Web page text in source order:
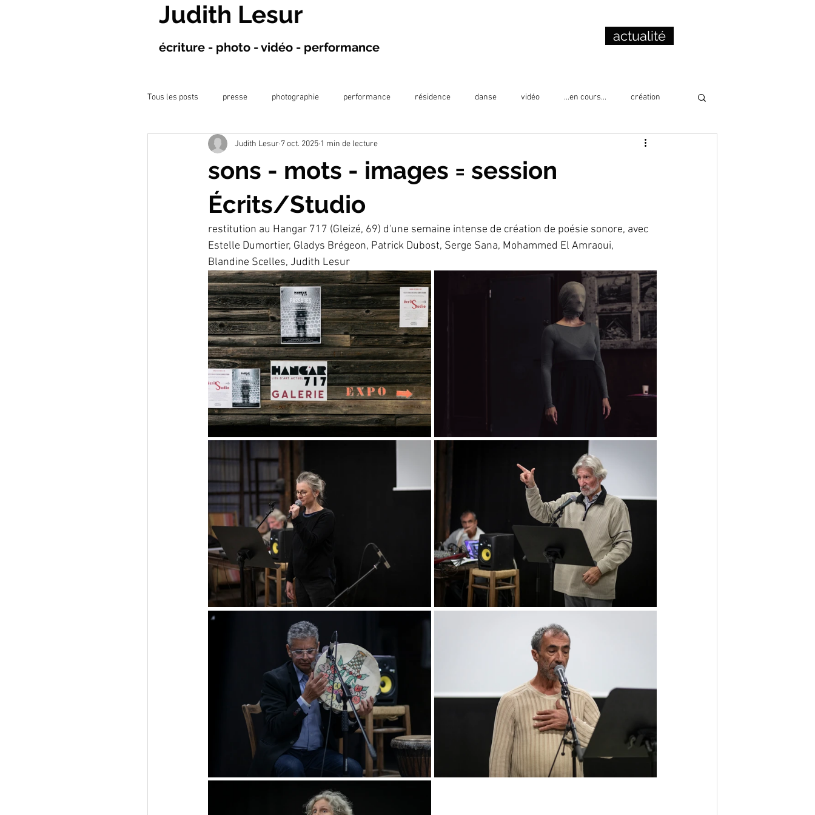
Judith Lesur
écriture - photo - vidéo - performance
actualité
Tous les posts presse photographie performance résidence danse vidéo ...en cours... création
projet à l&#39;hôpital projection exposition lecture
ateliers artistiques collaboration artistique
sons - mots - images = session
Écrits/Studio
Judith Lesur 7 oct. 2025 1 min de lecture
restitution au Hangar 717 (Gleizé, 69) d'une semaine intense de création de poésie sonore, avec
Estelle Dumortier, Gladys Brégeon, Patrick Dubost, Serge Sana, Mohammed El Amraoui,
Blandine Scelles, Judith Lesur